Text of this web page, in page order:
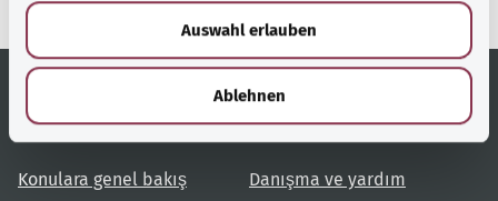
Auswahl erlauben
Ablehnen
Yardımcı bağlantılar
Konulara genel bakış
Hizmet
Danışma ve yardım